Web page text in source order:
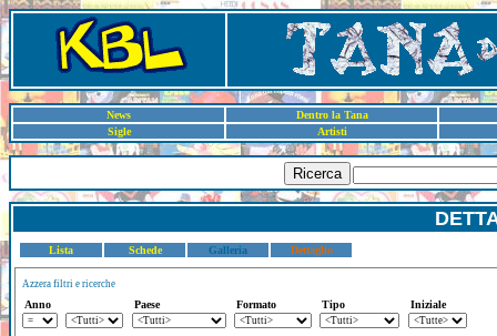
News
Dentro la Tana
Sigle
Artisti
Ricerca
Lista Schede Galleria Dettaglio
Azzera filtri e ricerche
Anno Paese Formato Tipo Iniziale